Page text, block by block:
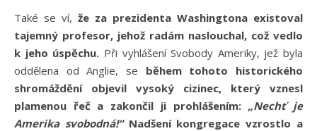
Také se ví, že za prezidenta Washingtona existoval
tajemný profesor, jehož radám naslouchal, což vedlo
k jeho úspěchu. Při vyhlášení Svobody Ameriky, jež byla
oddělena od Anglie, se během tohoto historického
shromáždění objevil vysoký cizinec, který vznesl
plamenou řeč a zakončil ji prohlášením: „Nechť je
Amerika svobodná!“Nadšení kongregace vzrostlo a